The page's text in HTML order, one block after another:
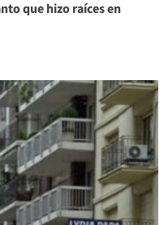
que hizo raíces en